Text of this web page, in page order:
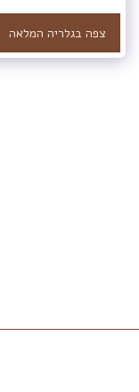
צפה בגלריה המלאה